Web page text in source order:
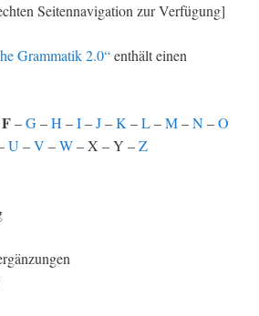
Seitennavigation zur Verfügung]
Grammatik 2.0“enthält einen
F–G–H –I–J–K –L–M–N–O
U –V –W– X – Y –Z